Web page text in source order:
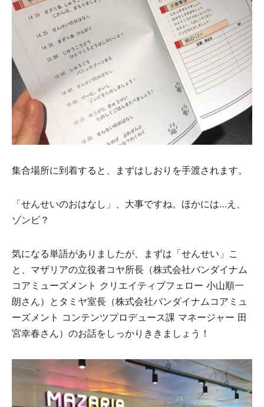
集合場所に到着すると、まずはしおりを手渡されます。
「せんせいのおはなし」、大事ですね。ほかには…え、
ゾンビ？
気になる単語がありましたが、まずは「せんせい」こ
と、マザリアの立役者コヤ所長（株式会社バンダイナム
コアミューズメント クリエイティブフェロー 小山順一
朗さん）とタミヤ室長（株式会社バンダイナムコアミュ
ーズメント コンテンツプロデュース課 マネージャー 田
宮幸春さん）のお話をしっかりききましょう！